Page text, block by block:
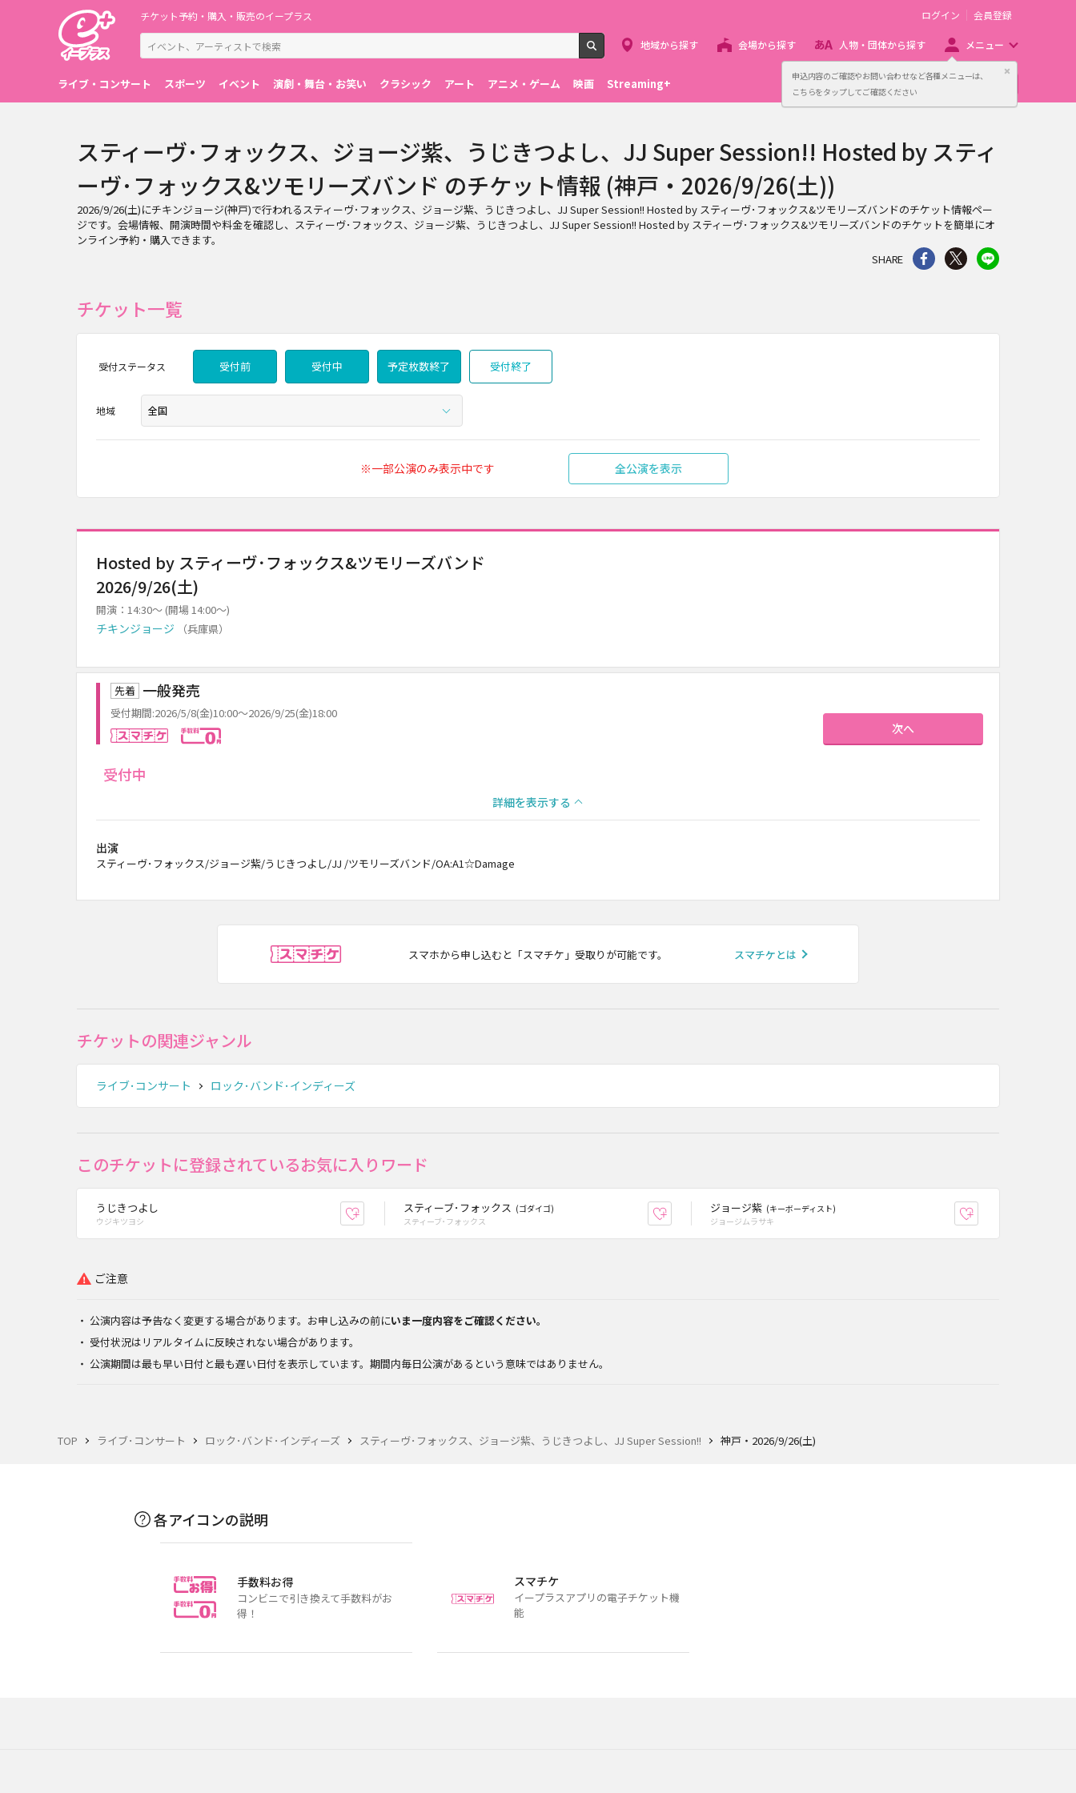
申込内容のご確認やお問い合わせなど各種メニューは、
こちらをタップしてご確認ください
閉じる
チケット予約・購入・販売のイープラス
検索
ログイン 会員登録
地域から探す 会場から探す 人物・団体から探す メニュー
ライブ・コンサート スポーツ イベント 演劇・舞台・お笑い クラシック アート アニメ・ゲーム 映画 Streaming+ 主催者向け販売サービス
TOP ライブ･コンサート ロック･バンド･インディーズ スティーヴ･フォックス、ジョージ紫、うじきつよし、JJ Super Session!! 神戸・2026/9/26(土)
スティーヴ･フォックス、ジョージ紫、うじきつよし、JJ Super Session!! Hosted by スティ
ーヴ･フォックス&ツモリーズバンド のチケット情報 (神戸・2026/9/26(土))
2026/9/26(土)にチキンジョージ(神戸)で行われるスティーヴ･フォックス、ジョージ紫、うじきつよし、JJ Super Session!! Hosted by スティーヴ･フォックス&ツモリーズバンドのチケット情報ペー
ジです。会場情報、開演時間や料金を確認し、スティーヴ･フォックス、ジョージ紫、うじきつよし、JJ Super Session!! Hosted by スティーヴ･フォックス&ツモリーズバンドのチケットを簡単にオ
ンライン予約・購入できます。
SHARE
シェア Twitter
チケット一覧
受付ステータス 受付前 受付中 予定枚数終了 受付終了
地域
※一部公演のみ表示中です 全公演を表示
Hosted by スティーヴ･フォックス&ツモリーズバンド
2026/9/26(土)
開演：14:30～ (開場 14:00～)
チキンジョージ （兵庫県）
先着 一般発売
受付期間:2026/5/8(金)10:00～2026/9/25(金)18:00
スマチケ
受付中
詳細を表示する
出演
スティーヴ･フォックス/ジョージ紫/うじきつよし/JJ /ツモリーズバンド/OA:A1☆Damage
次へ
スマホから申し込むと「スマチケ」受取りが可能です。 スマチケとは
チケットの関連ジャンル
ライブ･コンサート ロック･バンド･インディーズ
このチケットに登録されているお気に入りワード
うじきつよし
ウジキツヨシ お気に入り登録スティーブ･フォックス (ゴダイゴ)
スティーブ･フォックス
お気に入り登録
ジョージ紫 (キーボーディスト)
ジョージムラサキ
ご注意
公演内容は予告なく変更する場合があります。お申し込みの前にいま一度内容をご確認ください。
受付状況はリアルタイムに反映されない場合があります。
公演期間は最も早い日付と最も遅い日付を表示しています。期間内毎日公演があるという意味ではありません。
各アイコンの説明
手数料お得
コンビニで引き換えて手数料がお
得！
スマチケ
イープラスアプリの電子チケット機
能